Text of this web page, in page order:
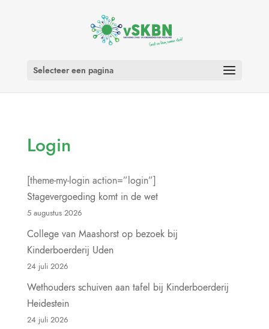
Selecteer een pagina
Login
[theme-my-login action=”login”]
Stagevergoeding komt in de wet
5 augustus 2026
College van Maashorst op bezoek bij
Kinderboerderij Uden
24 juli 2026
Wethouders schuiven aan tafel bij Kinderboerderij
Heidestein
24 juli 2026